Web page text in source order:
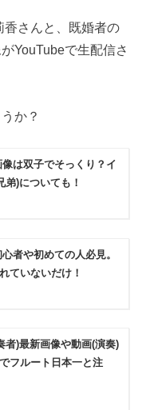
香さんと、既婚者の
YouTubeで生配信さ
か？
は双子でそっくり？イ
弟)についても！
者や初めての人必見。
ていないだけ！
者)最新画像や動画(演奏)
フルート日本一と注